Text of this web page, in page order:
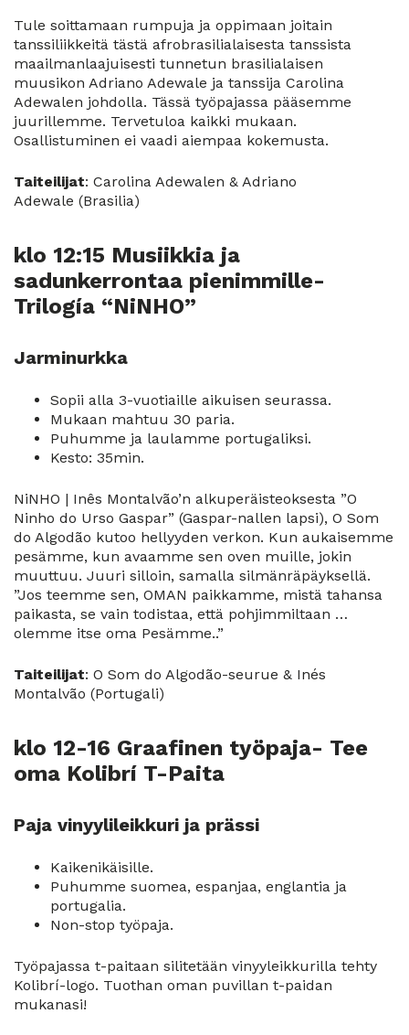
Tule soittamaan rumpuja ja oppimaan joitain
tanssiliikkeitä tästä afrobrasilialaisesta tanssista
maailmanlaajuisesti tunnetun brasilialaisen
muusikon Adriano Adewale ja tanssija Carolina
Adewalen johdolla. Tässä työpajassa pääsemme
juurillemme. Tervetuloa kaikki mukaan.
Osallistuminen ei vaadi aiempaa kokemusta.
Taiteilijat: Carolina Adewalen & Adriano
Adewale (Brasilia)
klo 12:15 Musiikkia ja
sadunkerrontaa pienimmille-
Trilogía “NiNHO”
Jarminurkka
Sopii alla 3-vuotiaille aikuisen seurassa.
Mukaan mahtuu 30 paria.
Puhumme ja laulamme portugaliksi.
Kesto: 35min.
NiNHO | Inês Montalvão’n alkuperäisteoksesta ”O
Ninho do Urso Gaspar” (Gaspar-nallen lapsi), O Som
do Algodão kutoo hellyyden verkon. Kun aukaisemme
pesämme, kun avaamme sen oven muille, jokin
muuttuu. Juuri silloin, samalla silmänräpäyksellä.
”Jos teemme sen, OMAN paikkamme, mistä tahansa
paikasta, se vain todistaa, että pohjimmiltaan …
olemme itse oma Pesämme..”
Taiteilijat: O Som do Algodão-seurue & Inés
Montalvão (Portugali)
klo 12-16 Graafinen työpaja- Tee
oma Kolibrí T-Paita
Paja vinyylileikkuri ja prässi
Kaikenikäisille.
Puhumme suomea, espanjaa, englantia ja
portugalia.
Non-stop työpaja.
Työpajassa t-paitaan silitetään vinyyleikkurilla tehty
Kolibrí-logo. Tuothan oman puvillan t-paidan
mukanasi!